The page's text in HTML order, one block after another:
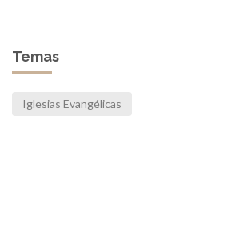
Temas
Iglesias Evangélicas